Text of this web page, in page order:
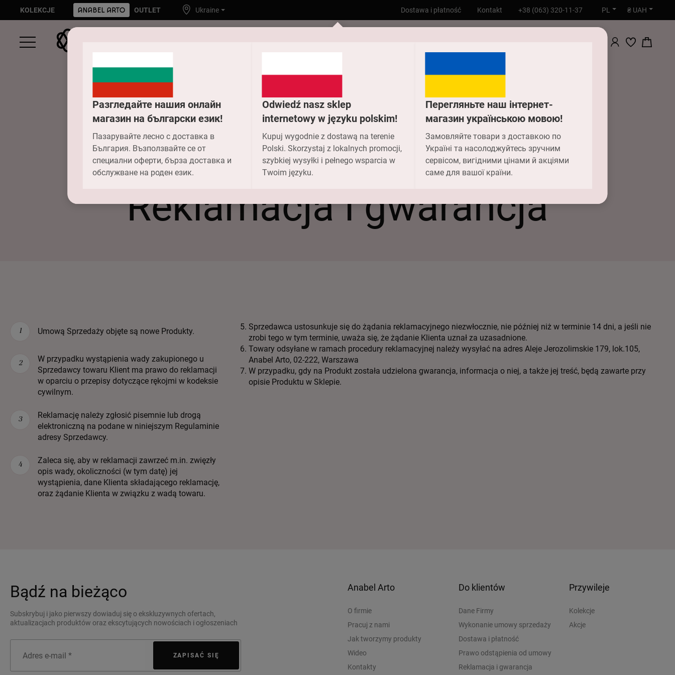
Разгледайте нашия онлайн
магазин на български език!
Пазарувайте лесно с доставка в
България. Възползвайте се от
специални оферти, бърза доставка и
обслужване на роден език.
Odwiedź nasz sklep
internetowy w języku polskim!
Kupuj wygodnie z dostawą na terenie
Polski. Skorzystaj z lokalnych promocji,
szybkiej wysyłki i pełnego wsparcia w
Twoim języku.
Перегляньте наш інтернет-
магазин українською мовою!
Замовляйте товари з доставкою по
Україні та насолоджуйтесь зручним
сервісом, вигідними цінами й акціями
саме для вашої країни.
KOLEKCJE OUTLET Ukraine Dostawa i płatność Kontakt +38 (063) 320-11-37 PL ₴ UAH
Dom Reklamacja i gwarancja
Reklamacja i gwarancja
Umową Sprzedaży objęte są nowe Produkty.
W przypadku wystąpienia wady zakupionego u
Sprzedawcy towaru Klient ma prawo do reklamacji
w oparciu o przepisy dotyczące rękojmi w kodeksie
cywilnym.
Reklamację należy zgłosić pisemnie lub drogą
elektroniczną na podane w niniejszym Regulaminie
adresy Sprzedawcy.
Zaleca się, aby w reklamacji zawrzeć m.in. zwięzły
opis wady, okoliczności (w tym datę) jej
wystąpienia, dane Klienta składającego reklamację,
oraz żądanie Klienta w związku z wadą towaru.
Sprzedawca ustosunkuje się do żądania reklamacyjnego niezwłocznie, nie później niż w terminie 14 dni, a jeśli nie
zrobi tego w tym terminie, uważa się, że żądanie Klienta uznał za uzasadnione.
Towary odsyłane w ramach procedury reklamacyjnej należy wysyłać na adres Aleje Jerozolimskie 179, lok.105,
Anabel Arto, 02-222, Warszawa
W przypadku, gdy na Produkt została udzielona gwarancja, informacja o niej, a także jej treść, będą zawarte przy
opisie Produktu w Sklepie.
Bądź na bieżąco
Subskrybuj i jako pierwszy dowiaduj się o ekskluzywnych ofertach,
aktualizacjach produktów oraz ekscytujących nowościach i ogłoszeniach
ZAPISAĆ SIĘ
Anabel Arto
O firmie
Pracuj z nami
Jak tworzymy produkty
Wideo
Kontakty
Do klientów
Dane Firmy
Wykonanie umowy sprzedaży
Dostawa i płatność
Prawo odstąpienia od umowy
Reklamacja i gwarancja
Przywileje
Kolekcje
Akcje